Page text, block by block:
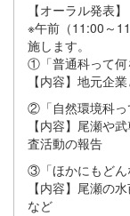
【オーラル発表】
※午前（11:00～
施します。
①「普通科って何
【内容】地元企
②「自然環境科っ
【内容】尾瀬や
査活動の報告
③「ほかにもどん
【内容】尾瀬の
など